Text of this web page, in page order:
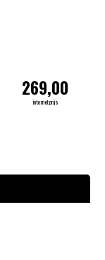
269,00
internetprijs